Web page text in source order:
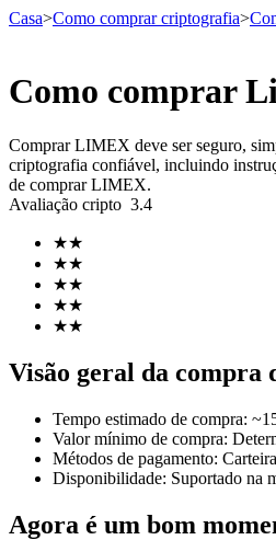
Futuros
Futuros de USDT
Futuros usando USDT como
Casa>Como comprar criptografia>
Como comprar
Comprar LIMEX deve ser seguro,
criptografia confiável, incluindo
de comprar LIMEX.
Avaliação cripto 3.4
★★
★★
★★
★★
★★
Visão geral da compra
Tempo estimado de compra:
Valor mínimo de compra:
Métodos de pagamento:
Disponibilidade: Suportado na
Agora é um bom